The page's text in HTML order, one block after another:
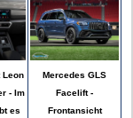
Leon
- Im
es
Mercedes GLS
Facelift -
Frontansicht